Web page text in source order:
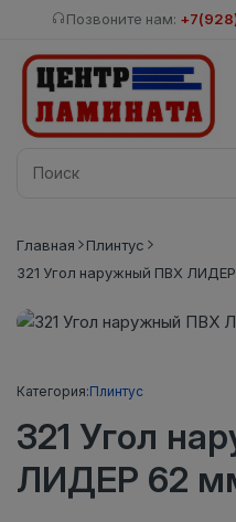
Позвоните нам:
Главная
Плинтус
321 Угол наружный ПВХ
Категория:Плинтус
321 Угол
ЛИДЕР 62